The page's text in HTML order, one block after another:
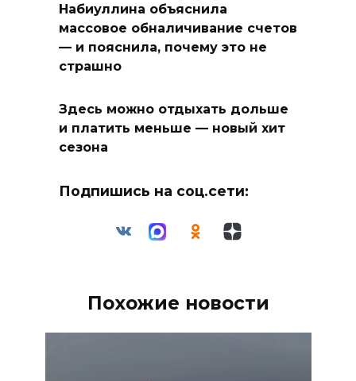
Набиуллина объяснила
массовое обналичивание счетов
— и пояснила, почему это не
страшно
Здесь можно отдыхать дольше
и платить меньше — новый хит
сезона
Подпишись на соц.сети:
Похожие новости